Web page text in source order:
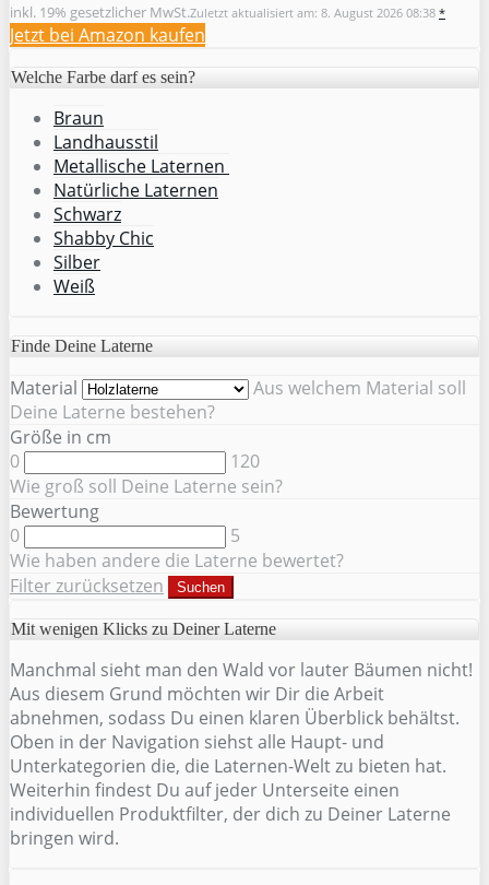
inkl. 19% gesetzlicher MwSt.Zuletzt aktualisiert am: 8. August 2026 08:38 *
Jetzt bei Amazon kaufen
Welche Farbe darf es sein?
Braun
Landhausstil
Metallische Laternen
Natürliche Laternen
Schwarz
Shabby Chic
Silber
Weiß
Finde Deine Laterne
Material
Aus welchem Material soll
Deine Laterne bestehen?
Größe in cm
0
120
Wie groß soll Deine Laterne sein?
Bewertung
0
5
Wie haben andere die Laterne bewertet?
Filter zurücksetzen
Suchen
Mit wenigen Klicks zu Deiner Laterne
Manchmal sieht man den Wald vor lauter Bäumen nicht!
Aus diesem Grund möchten wir Dir die Arbeit
abnehmen, sodass Du einen klaren Überblick behältst.
Oben in der Navigation siehst alle Haupt- und
Unterkategorien die, die Laternen-Welt zu bieten hat.
Weiterhin findest Du auf jeder Unterseite einen
individuellen Produktfilter, der dich zu Deiner Laterne
bringen wird.